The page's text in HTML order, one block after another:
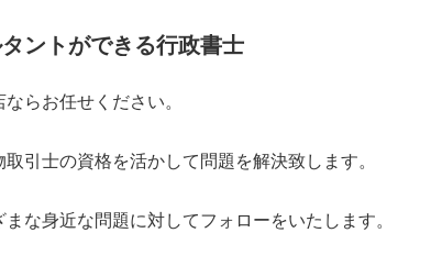
ントができる行政書士
らお任せください。
引士の資格を活かして問題を解決致します。
な身近な問題に対してフォローをいたします。